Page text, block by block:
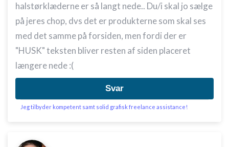
halstørklæderne er så langt nede.. Du/i skal jo sælge
på jeres chop, dvs det er produkterne som skal ses
med det samme på forsiden, men fordi der er
"HUSK" teksten bliver resten af siden placeret
længere nede :(
Svar
Jeg tilbyder kompetent samt solid grafisk freelance assistance!